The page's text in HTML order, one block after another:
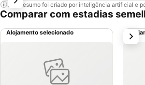
Este resumo foi criado por inteligência artificial e
Comparar com estadias
Alojamento selecionado